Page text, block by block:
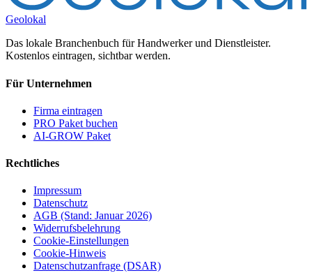
Geolokal
Das lokale Branchenbuch für Handwerker und Dienstleister.
Kostenlos eintragen, sichtbar werden.
Für Unternehmen
Firma eintragen
PRO Paket buchen
AI-GROW Paket
Rechtliches
Impressum
Datenschutz
AGB (Stand: Januar 2026)
Widerrufsbelehrung
Cookie-Einstellungen
Cookie-Hinweis
Datenschutzanfrage (DSAR)